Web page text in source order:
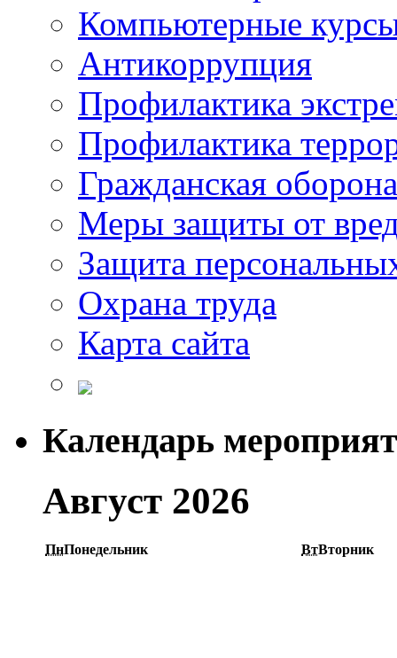
Компьютерные
Антикоррупция
Профилактика
Профилактика
Гражданская оборона
Меры защиты от
Защита
Охрана труда
Карта сайта
Календарь
Август 2026
ПнПонедельник ВтВторник